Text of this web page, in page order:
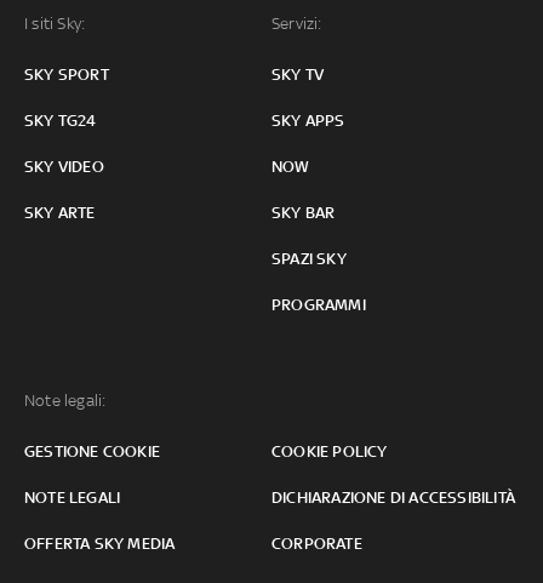
I siti Sky:
SKY SPORT
SKY TG24
SKY VIDEO
SKY ARTE
Servizi:
SKY TV
SKY APPS
NOW
SKY BAR
SPAZI SKY
PROGRAMMI
Note legali:
GESTIONE COOKIE COOKIE POLICY
NOTE LEGALI DICHIARAZIONE DI ACCESSIBILITÀ
OFFERTA SKY MEDIA CORPORATE